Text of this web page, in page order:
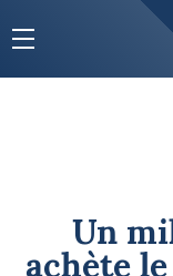
Un
achète